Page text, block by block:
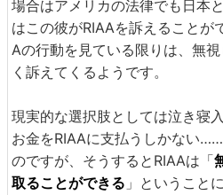
場合はアメリカの法律でも日本
はこの彼がRIAAを訴えることが
Aの行動を見ている限りは、無
く訴えてくるようです。
現実的な選択肢としては泣き寝
お金をRIAAに支払うしかない
のですが、そうするとRIAAは「
取ることができる 」ということ